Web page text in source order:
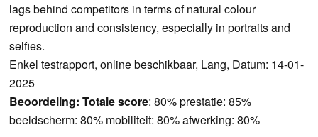
lags behind competitors in terms of natural colour
reproduction and consistency, especially in portraits and
selfies.
Enkel testrapport, online beschikbaar, Lang, Datum: 14-01-
2025
Beoordeling: Totale score: 80% prestatie: 85%
beeldscherm: 80% mobiliteit: 80% afwerking: 80%